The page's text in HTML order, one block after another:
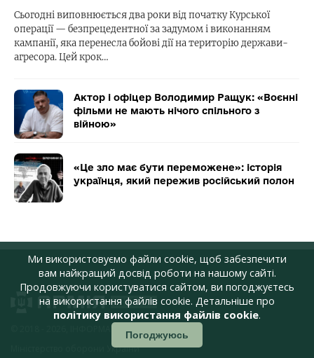
Сьогодні виповнюється два роки від початку Курської
операції — безпрецедентної за задумом і виконанням
кампанії, яка перенесла бойові дії на територію держави-
агресора. Цей крок…
Актор і офіцер Володимир Ращук: «Воєнні
фільми не мають нічого спільного з
війною»
«Це зло має бути переможене»: історія
українця, який пережив російський полон
© 2018 - 2026, ІНФОРМАЦІЙНЕ АГЕНТСТВО,
Міністерство оборони України
Ми використовуємо файли cookie, щоб забезпечити
вам найкращий досвід роботи на нашому сайті.
Продовжуючи користуватися сайтом, ви погоджуєтесь
на використання файлів cookie. Детальніше про
політику використання файлів cookie.
Погоджуюсь